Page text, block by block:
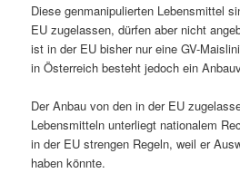
Diese genmanipulierten Lebensmittel
EU zugelassen, dürfen aber nicht
ist in der EU bisher nur eine GV-
in Österreich besteht jedoch ein
Der Anbau von den in der EU
Lebensmitteln unterliegt nationalem
in der EU strengen Regeln, weil er
haben könnte.